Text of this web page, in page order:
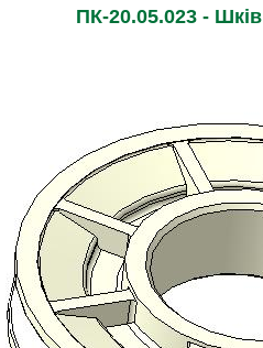
ПК-20.05.023 - Шків